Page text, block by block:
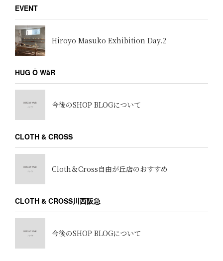
EVENT
Hiroyo Masuko Exhibition Day.2
HUG Ō WäR
今後のSHOP BLOGについて
CLOTH & CROSS
Cloth＆Cross自由が丘店のおすすめ
CLOTH & CROSS川西阪急
今後のSHOP BLOGについて